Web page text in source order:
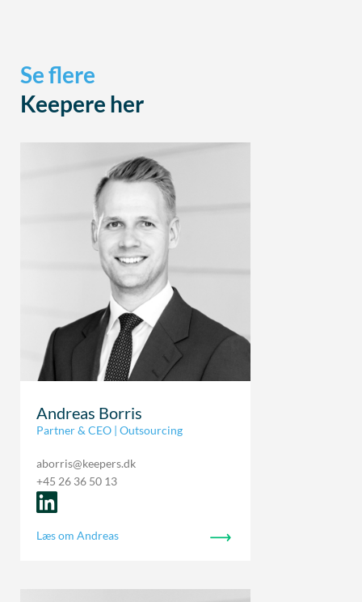
Se flere
Keepere her
Andreas Borris
Partner & CEO | Outsourcing
aborris@keepers.dk
+45 26 36 50 13
Læs om Andreas